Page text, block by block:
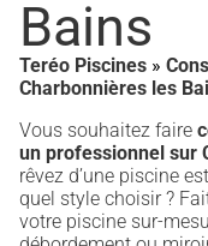
Bains
Teréo Piscines »
Charbonnières les
Vous souhaitez faire
un professionnel sur
rêvez d’une piscine
quel style choisir ?
votre piscine sur-